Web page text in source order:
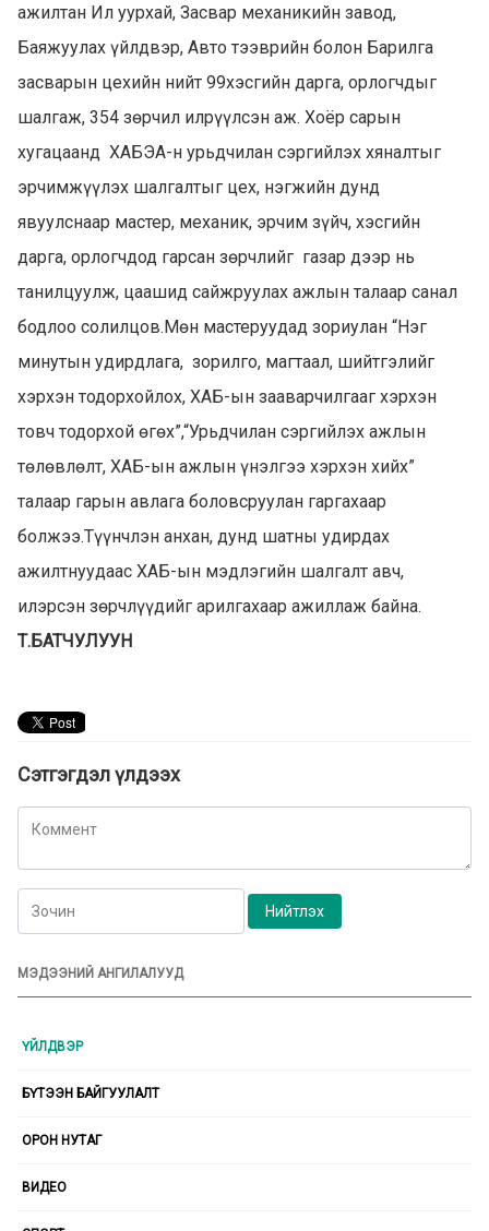
ажилтан Ил уурхай, Засвар механикийн завод,
Баяжуулах үйлдвэр, Авто тээврийн болон Барилга
засварын цехийн нийт 99хэсгийн дарга, орлогчдыг
шалгаж, 354 зөрчил илрүүлсэн аж. Хоёр сарын
хугацаанд ХАБЭА-н урьдчилан сэргийлэх хяналтыг
эрчимжүүлэх шалгалтыг цех, нэгжийн дунд
явуулснаар мастер, механик, эрчим зүйч, хэсгийн
дарга, орлогчдод гарсан зөрчлийг газар дээр нь
танилцуулж, цаашид сайжруулах ажлын талаар санал
бодлоо солилцов.Мөн мастеруудад зориулан “Нэг
минутын удирдлага, зорилго, магтаал, шийтгэлийг
хэрхэн тодорхойлох, ХАБ-ын зааварчилгааг хэрхэн
товч тодорхой өгөх”,“Урьдчилан сэргийлэх ажлын
төлөвлөлт, ХАБ-ын ажлын үнэлгээ хэрхэн хийх”
талаар гарын авлага боловсруулан гаргахаар
болжээ.Түүнчлэн анхан, дунд шатны удирдах
ажилтнуудаас ХАБ-ын мэдлэгийн шалгалт авч,
илэрсэн зөрчлүүдийг арилгахаар ажиллаж байна.
Т.БАТЧУЛУУН
Сэтгэгдэл үлдээх
МЭДЭЭНИЙ АНГИЛАЛУУД
ҮЙЛДВЭР
БҮТЭЭН БАЙГУУЛАЛТ
ОРОН НУТАГ
ВИДЕО